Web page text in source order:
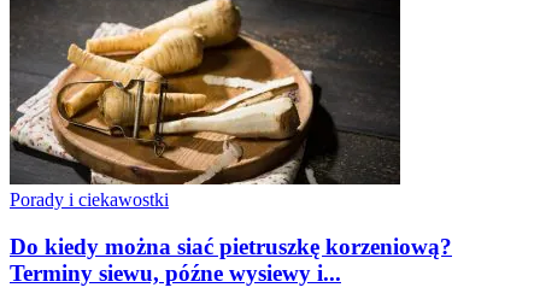
Porady i ciekawostki
Do kiedy można siać pietruszkę korzeniową?
Terminy siewu, późne wysiewy i...